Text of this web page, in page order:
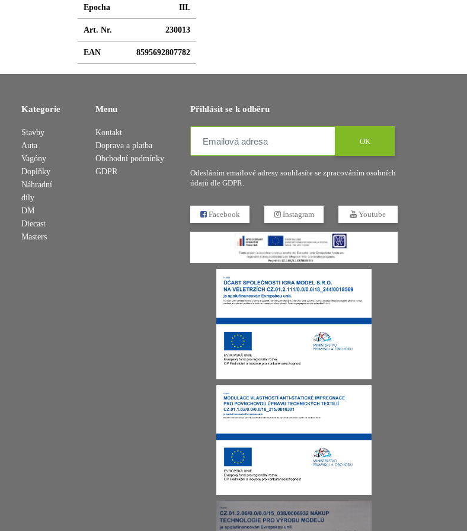
Epocha III.
Art. Nr. 230013
EAN 8595692807782
Kategorie
Stavby
Auta
Vagóny
Doplňky
Náhradní
díly
DM
Diecast
Masters
Menu
Kontakt
Doprava a platba
Obchodní podmínky
GDPR
Přihlásit se k odběru
OK
Odesláním emailové adresy souhlasíte se zpracováním osobních
údajů dle GDPR.
Facebook Instagram Youtube
Přidáno do košíku
Dokončit objednávku